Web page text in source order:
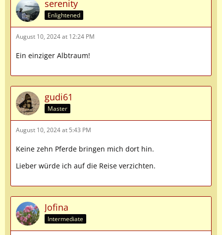
serenity
Enlightened
August 10, 2024 at 12:24 PM
Ein einziger Albtraum!
gudi61
Master
August 10, 2024 at 5:43 PM
Keine zehn Pferde bringen mich dort hin.
Lieber würde ich auf die Reise verzichten.
Jofina
Intermediate